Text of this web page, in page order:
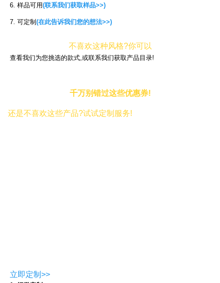
6. 样品可用(联系我们获取样品>>)
7. 可定制(在此告诉我们您的想法>>)